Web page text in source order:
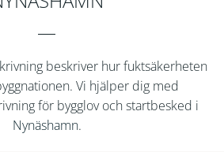
beskriver hur fuktsäkerheten
Vi hjälper dig med
för bygglov och startbesked i
Nynäshamn.